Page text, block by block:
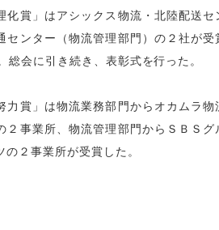
賞」はアシックス物流・北陸配送
センター（物流管理部門）の２社が
会に引き続き、表彰式を行った。
賞」は物流業務部門からオカムラ物
２事業所、物流管理部門からＳＢＳ
２事業所が受賞した。